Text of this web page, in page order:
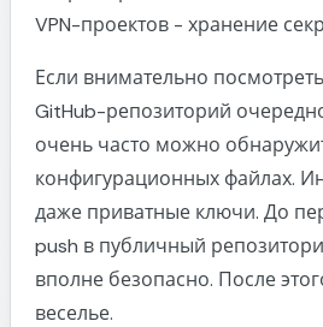
VPN-проектов - хранение
Если внимательно
GitHub-репозиторий
очень часто можно
конфигурационных файлах.
даже приватные ключи. До
push в публичный
вполне безопасно. После
веселье.